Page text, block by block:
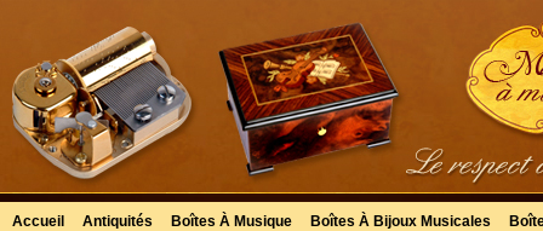
Accueil Antiquités Boîtes À Musique Boîtes À Bijoux Musicales